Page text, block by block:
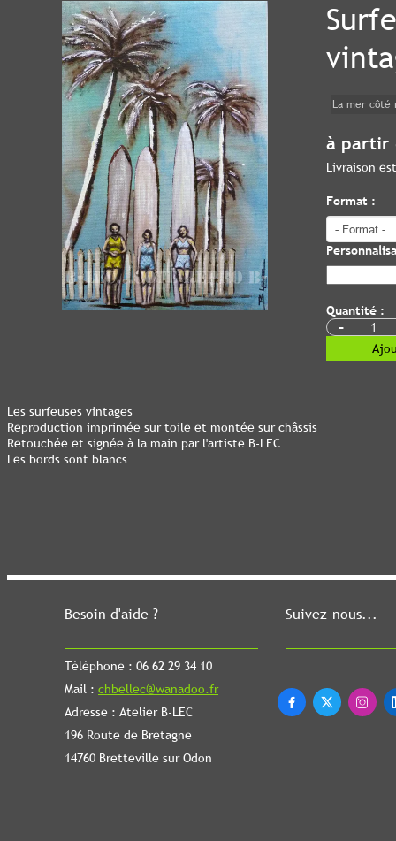
Besoin d'aide ?
Téléphone : 06 62 29 34 10
Mail : chbellec@wanadoo.fr
Adresse : Atelier B-LEC
196 Route de Bretagne
14760 Bretteville sur Odon
Suivez-nous...
  
La mer côté
à partir
Livraison
Format :
Quantité :
-
Les surfeuses vintages
Reproduction imprimée sur toile et montée sur châssis
Retouchée et signée à la main par l'artiste B-LEC
Les bords sont blancs